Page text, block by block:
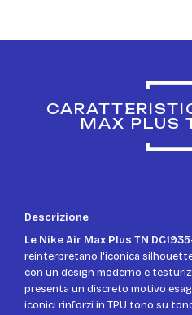
MAX PLUS
Descrizione
Le Nike Air Max Plus TN
reinterpretano l'iconica
con un design moderno e
presenta un discreto motivo
iconici rinforzi in TPU tono su